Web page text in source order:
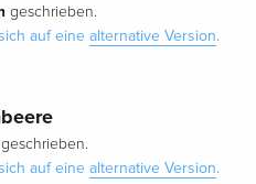
geschrieben.
auf eine alternative Version.
geschrieben.
auf eine alternative Version.